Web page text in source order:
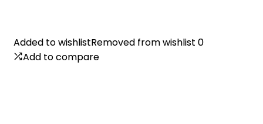
Added to wishlistRemoved from wishlist 0
Add to compare
Added to wishlistRemoved from wishlist 0
Add to compare